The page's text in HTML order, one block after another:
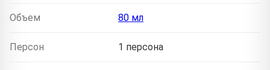
Объем 80 мл
Персон 1 персона